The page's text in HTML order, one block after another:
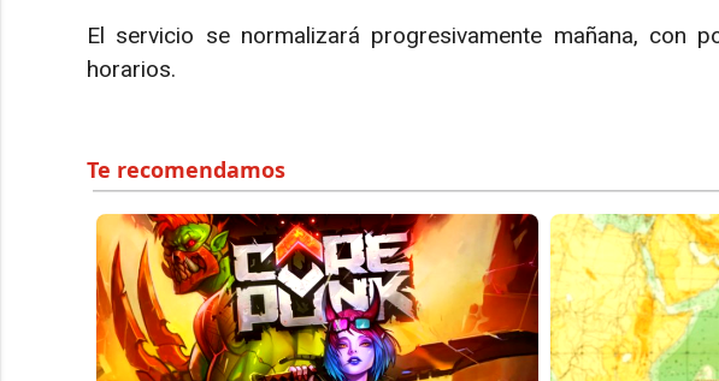
El servicio se normalizará progresivamente mañana, con
horarios.